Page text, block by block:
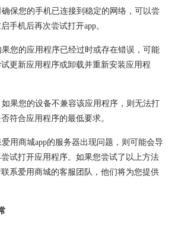
保您的手机已连接到稳定的网络，可以尝
手机后再次尝试打开app。
您的应用程序已经过时或存在错误，可能
更新应用程序或卸载并重新安装应用程
果您的设备不兼容该应用程序，则无法打
符合应用程序的最低要求。
用商城app的服务器出现问题，则可能会导
试打开应用程序。如果您尝试了以上方法
系爱用商城的客服团队，他们将为您提供